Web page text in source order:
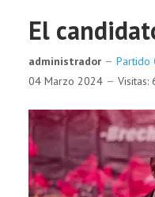
El
administrador
Partido
04 Marzo 2024
Visitas: